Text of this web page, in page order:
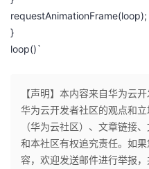
}
loop()`
【声明】本内容来自华为云
华为云开发者社区的观点和
（华为云社区）、文章链接
和本社区有权追究责任。如
容，欢迎发送邮件进行举报